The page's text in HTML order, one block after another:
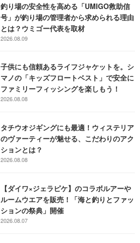
釣り場の安全性を高める「UMIGO救助信
号」が釣り場の管理者から求められる理由
とは？ウミゴー代表を取材
2026.08.09
子供にも信頼あるライフジャケットを。シ
マノの「キッズフロートベスト」で安全に
ファミリーフィッシングを楽しもう！
2026.08.08
タチウオジギングにも最適！ウィステリア
のヴァーティーが魅せる、こだわりのアク
ションとは？
2026.08.08
【ダイワ×ジェラピケ】のコラボルアーや
ルームウエアを販売！「海と釣りとファッ
ションの祭典」開催
2026.08.07